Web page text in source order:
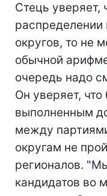
Стець уверяет,
округов, то не
обычной
очередь надо
Он уверяет, что
выполненным
между
округам не
регионалов.
кандидатов во